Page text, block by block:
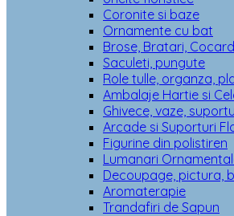
Coronite si baze
Ornamente cu bat
Brose, Bratari,
Saculeti, pungute
Role tulle, organza,
Ambalaje Hartie si
Ghivece, vaze,
Arcade si Suporturi
Figurine din polistiren
Lumanari
Decoupage, pictura,
Aromaterapie
Trandafiri de Sapun